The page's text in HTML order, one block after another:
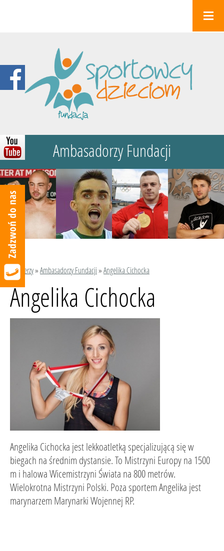
Ambasadorzy Fundacji
Partnerzy»Ambasadorzy Fundacji»Angelika Cichocka
Angelika Cichocka
Angelika Cichocka jest lekkoatletką specjalizującą się w
biegach na średnim dystansie. To Mistrzyni Europy na 1500
m i halowa Wicemistrzyni Świata na 800 metrów.
Wielokrotna Mistrzyni Polski. Poza sportem Angelika jest
marynarzem Marynarki Wojennej RP.